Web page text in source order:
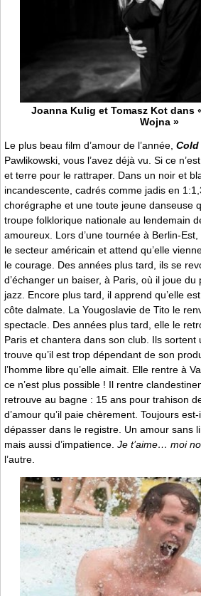
Joanna Kulig et Tomasz Kot dans
Wojna »
Le plus beau film d’amour de l’année, Cold
Pawlikowski, vous l’avez déjà vu. Si ce
et terre pour le rattraper. Dans un noir et
incandescente, cadrés comme jadis en
chorégraphe et une toute jeune danseuse
troupe folklorique nationale au lendemain
amoureux. Lors d’une tournée à Berlin-
le secteur américain et attend qu’elle
le courage. Des années plus tard, ils se
d’échanger un baiser, à Paris, où il joue
jazz. Encore plus tard, il apprend qu’elle
côte dalmate. La Yougoslavie de Tito le
spectacle. Des années plus tard, elle le
Paris et chantera dans son club. Ils sortent
trouve qu’il est trop dépendant de son
l’homme libre qu’elle aimait. Elle rentre à
ce n’est plus possible ! Il rentre
retrouve au bagne : 15 ans pour trahison
d’amour qu’il paie chèrement. Toujours
dépasser dans le registre. Un amour sans
mais aussi d’impatience. Je t’aime… moi
l’autre.